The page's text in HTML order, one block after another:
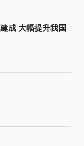
成 大幅提升我国